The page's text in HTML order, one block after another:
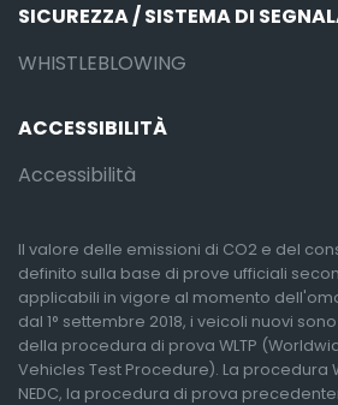
SICUREZZA / SISTEMA DI
WHISTLEBLOWING
ACCESSIBILITÀ
Accessibilità
Il valore delle emissioni di CO2 e del
definito sulla base di prove ufficiali
applicabili in vigore al momento
dal 1° settembre 2018, i veicoli nuovi
della procedura di prova WLTP
Vehicles Test Procedure). La procedura
NEDC, la procedura di prova